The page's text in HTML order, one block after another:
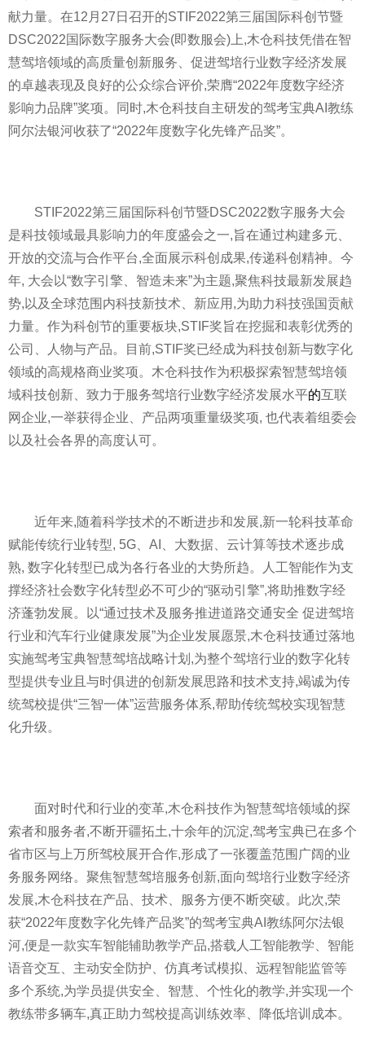
献力量。在12月27日召开的STIF2022第三届国际科创节暨
DSC2022国际数字服务大会(即数服会)上,木仓科技凭借在智
慧驾培领域的高质量创新服务、促进驾培行业数字经济发展
的卓越表现及良好的公众综合评价,荣膺“2022年度数字经济
影响力品牌”奖项。同时,木仓科技自主研发的驾考宝典AI教练
阿尔法银河收获了“2022年度数字化先锋产品奖”。
STIF2022第三届国际科创节暨DSC2022数字服务大会
是科技领域最具影响力的年度盛会之一,旨在通过构建多元、
开放的交流与合作平台,全面展示科创成果,传递科创 精神。今
年, 大会以“数字引擎、智造未来”为主题,聚焦科技最新发展趋
势,以及全球范围内科技新技术、新应用,为助力科技强国贡献
力量。作为科创节的重要板块,STIF奖旨在挖掘和表彰优秀的
公司、人物与产品。目前,STIF奖已经成为科技创新与数字化
领域的高规格商业奖项。木仓科技作为积极探索智慧驾培领
域科技创新、致力于服务驾培行业数字经济发展水平的互联
网企业,一举获得企业、产品两项重量级奖项, 也代表着组委会
以及社会各界的高度认可。
近年来,随着科学技术的不断进步和发展,新一轮科技革命
赋能传统行业转型, 5G、AI、大数据、云计算等技术逐步成
熟, 数字化转型已成为各行各业的大势所趋。人工智能作为支
撑经济社会数字化转型必不可少的“驱动引擎”,将助推数字经
济蓬勃发展。以“通过技术及服务推进道路交通安全 促进驾培
行业和汽车行业健康发展”为企业发展愿景,木仓科技通过落地
实施驾考宝典智慧驾培战略计划,为整个驾培行业的数字化转
型提供专业且与时俱进的创新发展思路和技术支持,竭诚为传
统驾校提供“三智一体”运营服务体系,帮助传统驾校实现智慧
化升级。
面对时代和行业的变革,木仓科技作为智慧驾培领域的探
索者和服务者,不断开疆拓土,十余年的沉淀,驾考宝典已在多个
省市区与上万所驾校展开合作,形成了一张覆盖范围广阔的业
务服务网络。聚焦智慧驾培服务创新,面向驾培行业数字经济
发展,木仓科技在产品、技术、服务方便不断突破。此次,荣
获“2022年度数字化先锋产品奖”的驾考宝典AI教练阿尔法银
河,便是一款实车智能辅助教学产品,搭载人工智能教学、智能
语音交互、主动安全防护、仿真考试模拟、远程智能监管等
多个系统,为学员提供安全、智慧、个性化的教学,并实现一个
教练带多辆车,真正助力驾校提高训练效率、降低培训成本。